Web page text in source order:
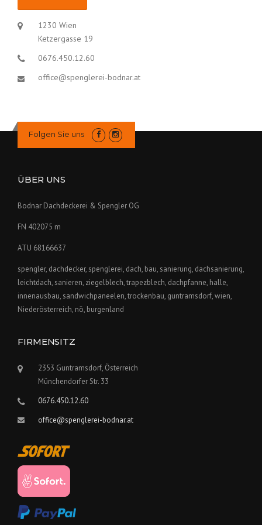
1230 Wien
Ketzergasse 19
0676.450.12.60
office@spenglerei-bodnar.at
Folgen Sie uns
ÜBER UNS
Bodnar Dachdeckerei & Spengler OG
FN 402075 m
ATU 68166637
spengler, dachdecker, spenglerei, dach, bau, sanierung, dachsanierung,
leichtdach, sanieren, ziegelblech, trapezblech, dachpfanne, halle,
innenausbau, sandwichpaneelen, trockenbau, guntramsdorf, wien,
Niederösterreich, nö, burgenland
FIRMENSITZ
2353 Guntramsdorf, Österreich
Münchendorfer Str. 33
0676.450.12.60
office@spenglerei-bodnar.at